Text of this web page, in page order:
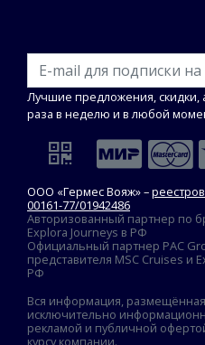
Лучшие предложения,
раза в неделю и в любой
ООО «Гермес Вояж» –
00161-77/01942486
Авторизованный партнер по
Explora Journeys в РФ
Официальный партнер PAC
представителя MSC Cruises и
РФ
Вся информация, размещённая
исключительно
рекламой и публичной
курсу компании.